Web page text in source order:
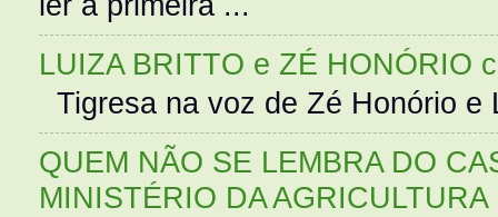
LUIZA BRITTO e ZÉ HONÓRIO
Tigresa na voz de Zé Honório
QUEM NÃO SE LEMBRA DO
MINISTÉRIO DA AGRICULTURA